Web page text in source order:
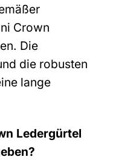
Crown
Die
die robusten
lange
Ledergürtel